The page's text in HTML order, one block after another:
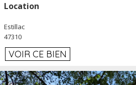
Location
Estillac
47310
VOIR CE BIEN